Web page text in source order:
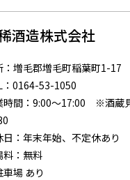
酒造株式会社
増毛郡増毛町稲葉町1-17
0164-53-1050
間： 9:00～17:00 ※酒蔵
： 年末年始、不定休あり
料：無料
場 あり